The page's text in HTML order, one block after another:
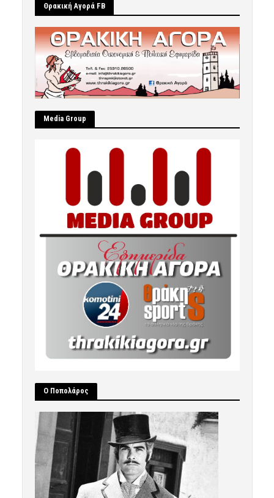
Θρακική Αγορά FB
Μedia Group
Ο Ποπολάρος